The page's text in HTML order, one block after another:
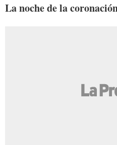
La noche de la